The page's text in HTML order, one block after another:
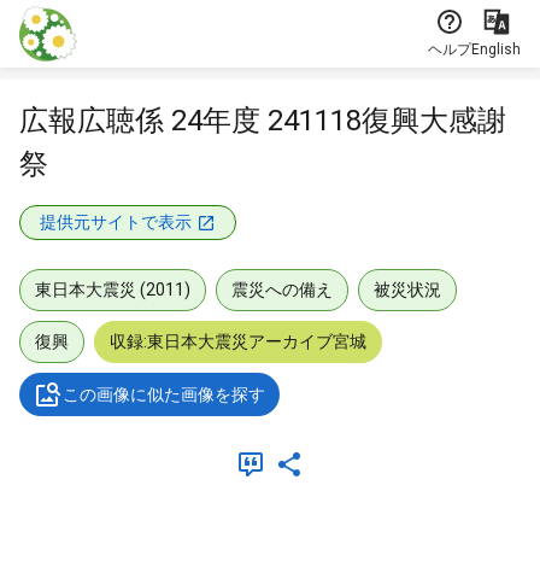
本文に飛ぶ
ヘルプEnglish
広報広聴係 24年度 241118復興大感謝
祭
提供元サイトで表示
東日本大震災 (2011) 震災への備え 被災状況
復興 収録:東日本大震災アーカイブ宮城
この画像に似た画像を探す